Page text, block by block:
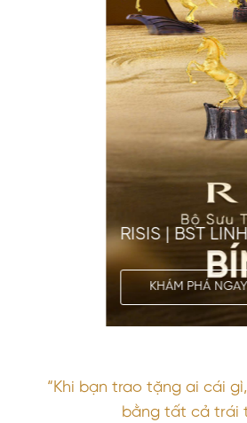
RISIS | BST LINH VẬT BÍNH
“Khi bạn trao tặng ai cái
bằng tất cả trái